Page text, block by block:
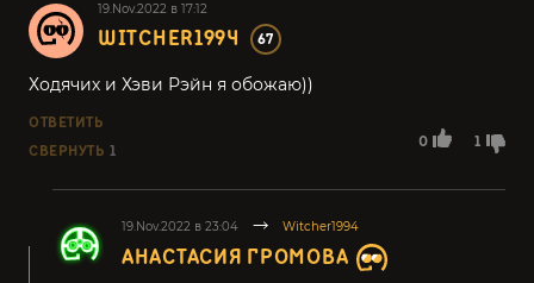
19.Nov.2022 в 17:12
WITCHER1994 67
0 1
Ходячих и Хэви Рэйн я обожаю))
ОТВЕТИТЬ
СВЕРНУТЬ 1
19.Nov.2022 в 23:04 Witcher1994
АНАСТАСИЯ ГРОМОВА